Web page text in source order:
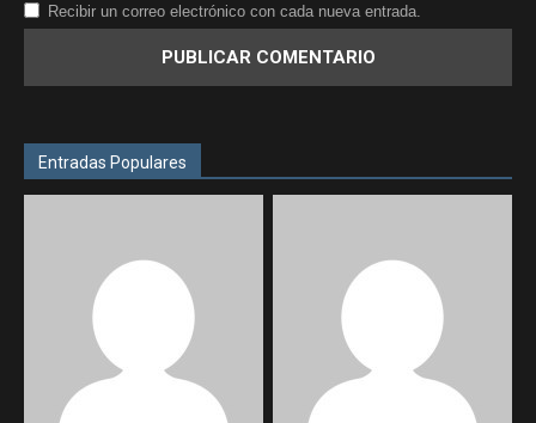
Recibir un correo electrónico con cada nueva entrada.
Entradas Populares